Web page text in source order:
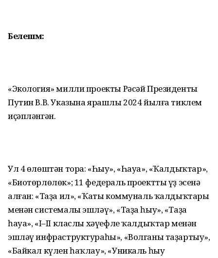
Белешмә:
«Экология» милли проекты Рәсәй Президенты
Путин В.В. Указына ярашлы 2024 йылға тиклем
иҫәпләнгән.
Ул 4 өлөштән тора: «Һыу», «Һауа», «Ҡалдыҡтар»,
«Биотөрлөлөк»; 11 федераль проектты үҙ эсенә
алған: «Таҙа ил», «Ҡаты коммуналь ҡалдыҡтары
менән системалы эшләү», «Таҙа һыу», «Таҙа
һауа», «I–II класлы хәүефле ҡалдыҡтар менән
эшләү инфраструктураһы», «Волганы таҙартыу»,
«Байкал күлен һаҡлау», «Уникаль һыу